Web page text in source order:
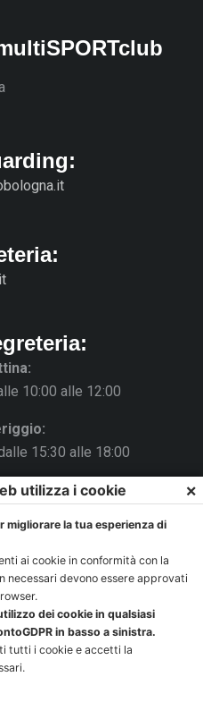
10:00 alle 12:00
15:30 alle 18:00
chiuso
Pertini con accesso da via
– Interno 2
utilizza i cookie ×
la tua esperienza di
ai cookie in conformità con la
necessari devono essere approvati
dei cookie in qualsiasi
in basso a sinistra.
tutti i cookie e accetti la